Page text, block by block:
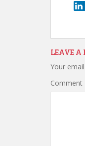
LEAVE A
Your
Comment